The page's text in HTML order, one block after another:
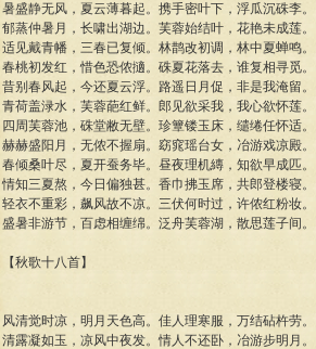
暑盛静无风，夏云薄暮起。携手密叶下，浮瓜沉硃李。
郁蒸仲暑月，长啸出湖边。芙蓉始结叶，花艳未成莲。
适见戴青幡，三春已复倾。林鹊改初调，林中夏蝉鸣。
春桃初发红，惜色恐侬擿。硃夏花落去，谁复相寻觅。
昔别春风起，今还夏云浮。路遥日月促，非是我淹留。
青荷盖渌水，芙蓉葩红鲜。郎见欲采我，我心欲怀莲。
四周芙蓉池，硃堂敝无壁。珍簟镂玉床，缱绻任怀适。
赫赫盛阳月，无侬不握扇。窈窕瑶台女，冶游戏凉殿。
春倾桑叶尽，夏开蚕务毕。昼夜理机縳，知欲早成匹。
情知三夏熬，今日偏独甚。香巾拂玉席，共郎登楼寝。
轻衣不重彩，飙风故不凉。三伏何时过，许侬红粉妆。
盛暑非游节，百虑相缠绵。泛舟芙蓉湖，散思莲子间。
【秋歌十八首】
风清觉时凉，明月天色高。佳人理寒服，万结砧杵劳。
清露凝如玉，凉风中夜发。情人不还卧，冶游步明月。